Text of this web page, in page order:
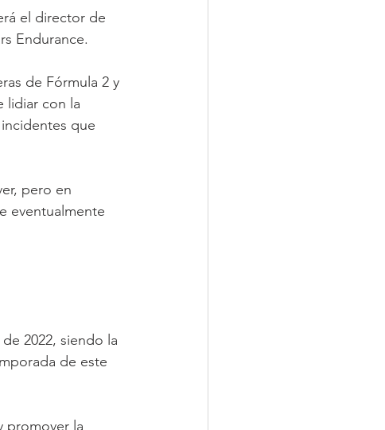
el director de
Endurance.
de Fórmula 2 y
lidiar con la
que
pero en
eventualmente
2022, siendo la
de este
promover la